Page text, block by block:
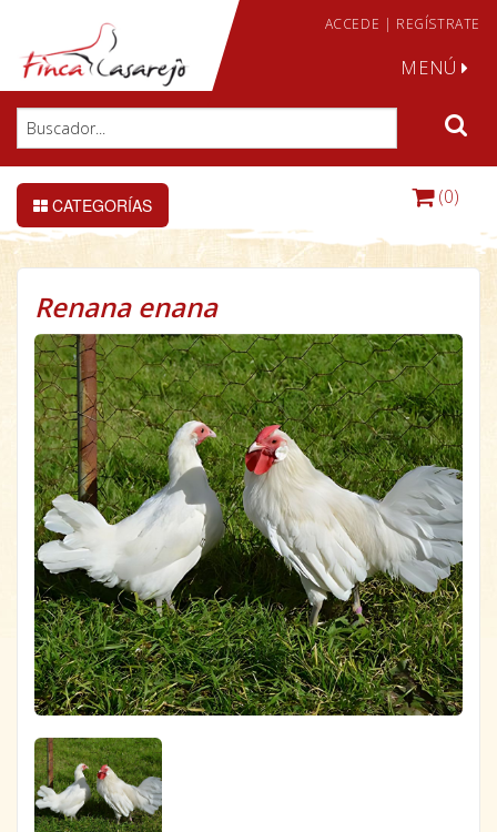
ACCEDE | REGÍSTRATE
MENÚ
CATEGORÍAS (0)
Renana enana